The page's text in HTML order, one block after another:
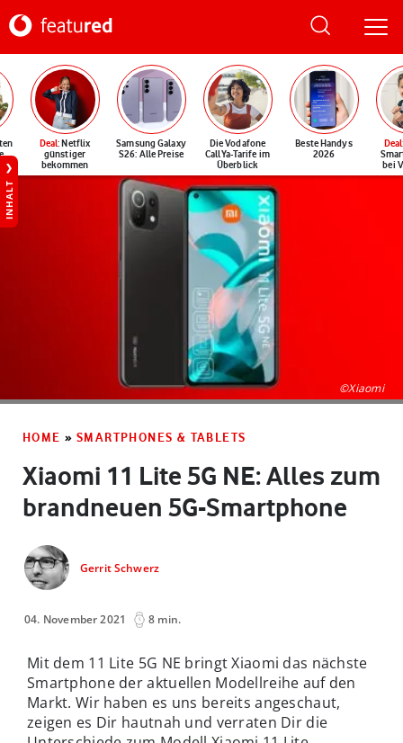
Deal: Netflix
günstiger
bekommen
Samsung Galaxy
S26: Alle Preise
Die Vodafone
CallYa-Tarife im
Überblick
Beste Handys
2026
Deal
bei
INHALT
©Xiaomi
HOME » SMARTPHONES & TABLETS
Xiaomi 11 Lite 5G NE: Alles zum
brandneuen 5G-Smartphone
Gerrit Schwerz
04. November 2021 8 min.
Mit dem 11 Lite 5G NE bringt Xiaomi das nächste
Smartphone der aktuellen Modellreihe auf den
Markt. Wir haben es uns bereits angeschaut,
zeigen es Dir hautnah und verraten Dir die